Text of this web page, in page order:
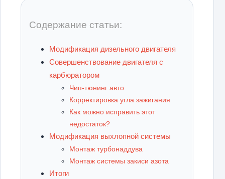
Содержание статьи:
Модификация дизельного двигателя
Совершенствование двигателя с
карбюратором
Чип-тюнинг авто
Корректировка угла зажигания
Как можно исправить этот
недостаток?
Модификация выхлопной системы
Монтаж турбонаддува
Монтаж системы закиси азота
Итоги